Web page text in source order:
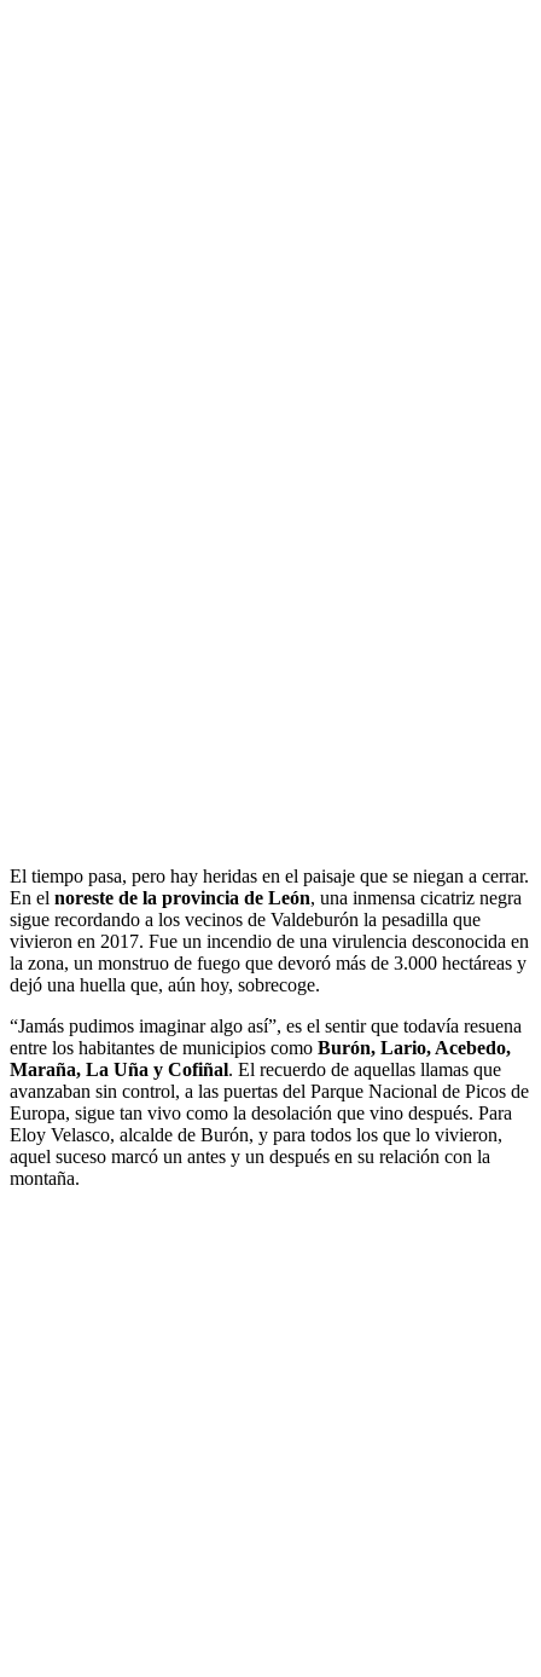
El tiempo pasa, pero hay heridas en el paisaje que se niegan a cerrar.
En el noreste de la provincia de León, una inmensa cicatriz negra
sigue recordando a los vecinos de Valdeburón la pesadilla que
vivieron en 2017. Fue un incendio de una virulencia desconocida en
la zona, un monstruo de fuego que devoró más de 3.000 hectáreas y
dejó una huella que, aún hoy, sobrecoge.
“Jamás pudimos imaginar algo así”, es el sentir que todavía resuena
entre los habitantes de municipios como Burón, Lario, Acebedo,
Maraña, La Uña y Cofiñal. El recuerdo de aquellas llamas que
avanzaban sin control, a las puertas del Parque Nacional de Picos de
Europa, sigue tan vivo como la desolación que vino después. Para
Eloy Velasco, alcalde de Burón, y para todos los que lo vivieron,
aquel suceso marcó un antes y un después en su relación con la
montaña.